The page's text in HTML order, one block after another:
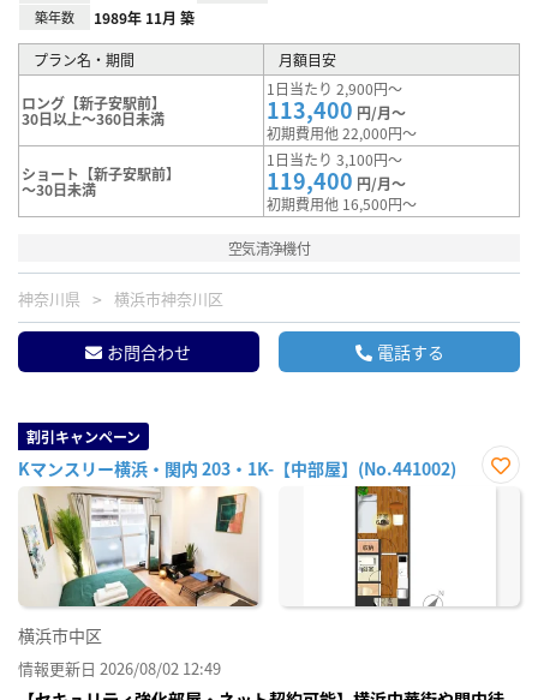
築年数 1989年 11月 築
プラン名・期間 月額目安
ロング【新子安駅前】
30日以上～360日未満
1日当たり 2,900円～
113,400 円/月～
初期費用他 22,000円～
ショート【新子安駅前】
～30日未満
1日当たり 3,100円～
119,400 円/月～
初期費用他 16,500円～
空気清浄機付
神奈川県 横浜市神奈川区
お問合わせ 電話する
割引キャンペーン
Kマンスリー横浜・関内 203・1K-【中部屋】(No.441002)
お気
横浜市中区
情報更新日 2026/08/02 12:49